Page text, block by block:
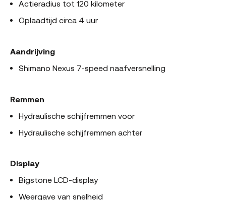
Actieradius tot 120 kilometer
Oplaadtijd circa 4 uur
Aandrijving
Shimano Nexus 7-speed naafversnelling
Remmen
Hydraulische schijfremmen voor
Hydraulische schijfremmen achter
Display
Bigstone LCD-display
Weergave van snelheid